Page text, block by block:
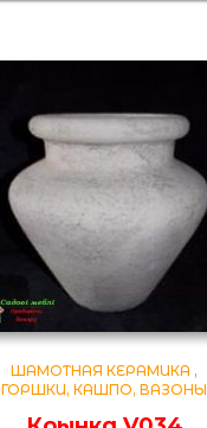
ШАМОТНАЯ КЕРАМИКА ,
ГОРШКИ, КАШПО, ВАЗОНЫ